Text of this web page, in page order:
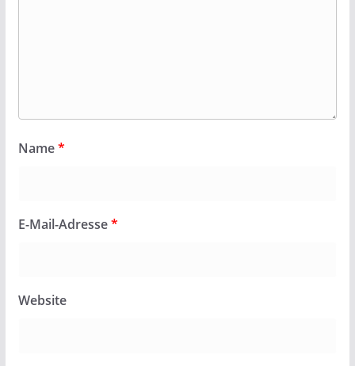
Name*
E-Mail-Adresse*
Website